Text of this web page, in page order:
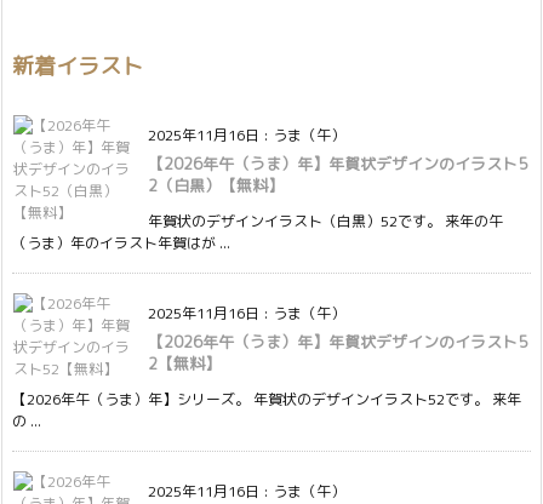
新着イラスト
2025年11月16日 : うま（午）
【2026年午（うま）年】年賀状デザインのイラスト5
2（白黒）【無料】
年賀状のデザインイラスト（白黒）52です。 来年の午
（うま）年のイラスト年賀はが ...
2025年11月16日 : うま（午）
【2026年午（うま）年】年賀状デザインのイラスト5
2【無料】
【2026年午（うま）年】シリーズ。 年賀状のデザインイラスト52です。 来年
の ...
2025年11月16日 : うま（午）